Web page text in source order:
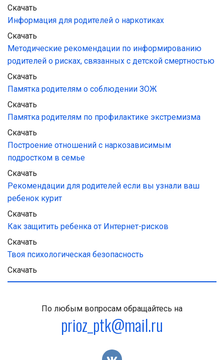
Скачать
Информация для родителей о наркотиках
Скачать
Методические рекомендации по информированию
родителей о рисках, связанных с детской смертностью
Скачать
Памятка родителям о соблюдении ЗОЖ
Скачать
Памятка родителям по профилактике экстремизма
Скачать
Построение отношений с наркозависимым
подростком в семье
Скачать
Рекомендации для родителей если вы узнали ваш
ребенок курит
Скачать
Как защитить ребенка от Интернет-рисков
Скачать
Твоя психологическая безопасность
Скачать
По любым вопросам обращайтесь на
prioz_ptk@mail.ru